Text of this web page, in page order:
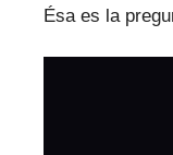
Ésa es la